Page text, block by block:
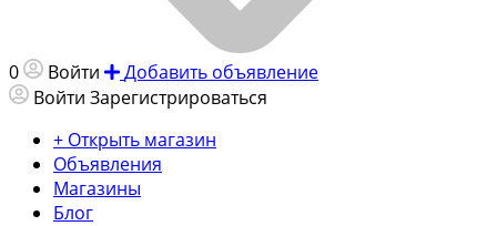
0 Войти
Добавить объявление
Войти Зарегистрироваться
+ Открыть магазин
Объявления
Магазины
Блог